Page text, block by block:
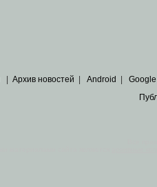
Архив новостей Android Google